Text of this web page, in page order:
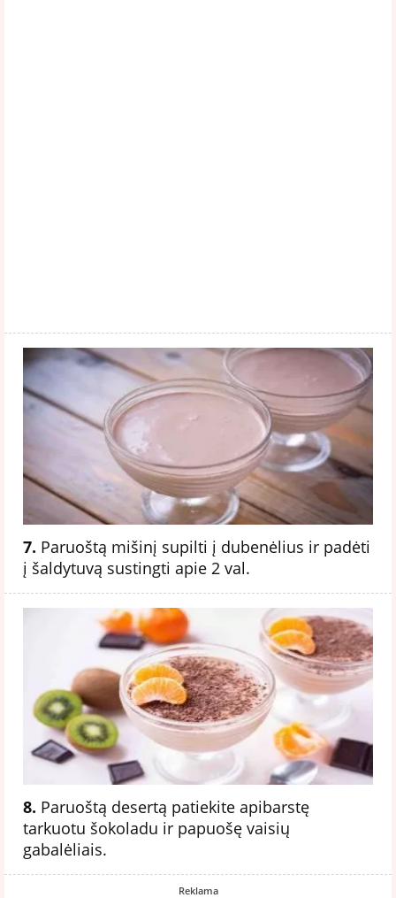
7. Paruoštą mišinį supilti į dubenėlius ir padėti
į šaldytuvą sustingti apie 2 val.
8. Paruoštą desertą patiekite apibarstę
tarkuotu šokoladu ir papuošę vaisių
gabalėliais.
Reklama